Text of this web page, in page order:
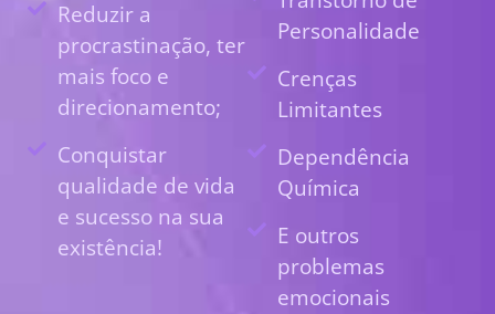
Reduzir a
procrastinação, ter
mais foco e
direcionamento;
Conquistar
qualidade de vida
e sucesso na sua
existência!
Personalidade
Crenças
Limitantes
Dependência
Química
E outros
problemas
emocionais